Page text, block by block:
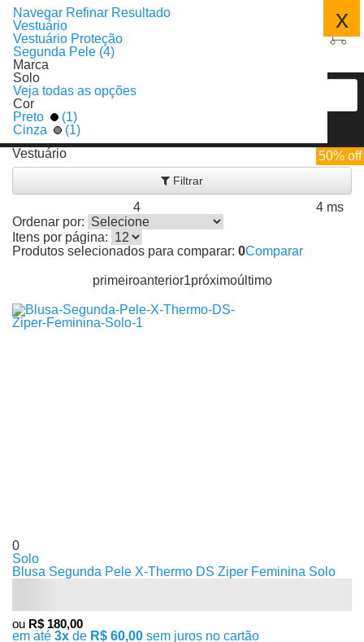
x
Navegar Refinar Resultado
Vestuário
Vestuário Proteção
Segunda Pele (4)
Marca
Solo
Veja todas as opções
Cor
Preto
(1)
Cinza
(1)
Vestuário
Filtrar
4
4 ms
Ordenar por:
Itens por página:
Produtos selecionados para comparar: 0Comparar
primeiroanterior1próximoúltimo
0
Solo
Blusa Segunda Pele X-Thermo DS Ziper Feminina Solo
ou R$ 180,00
em até 3x de R$ 60,00 sem juros no cartão
50% off